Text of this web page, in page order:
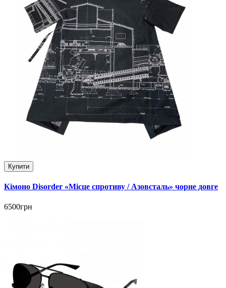
Купити
Кімоно Disorder «Місце спротиву / Азовсталь» чорне довге
6500грн